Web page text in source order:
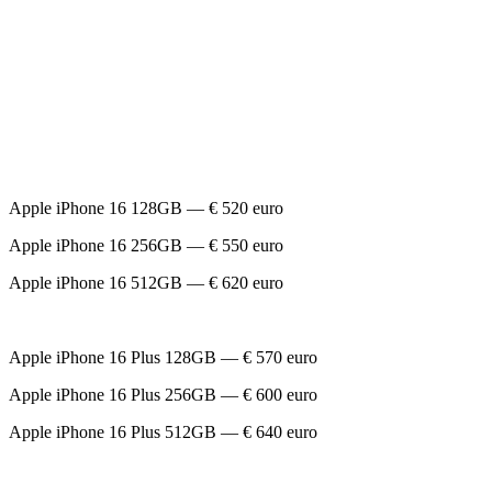
Apple iPhone 16 128GB — € 520 euro
Apple iPhone 16 256GB — € 550 euro
Apple iPhone 16 512GB — € 620 euro
Apple iPhone 16 Plus 128GB — € 570 euro
Apple iPhone 16 Plus 256GB — € 600 euro
Apple iPhone 16 Plus 512GB — € 640 euro